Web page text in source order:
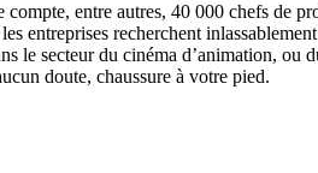
compte, entre autres, 40 000 chefs de
entreprises recherchent
le secteur du cinéma d’animation, ou
doute, chaussure à votre pied.